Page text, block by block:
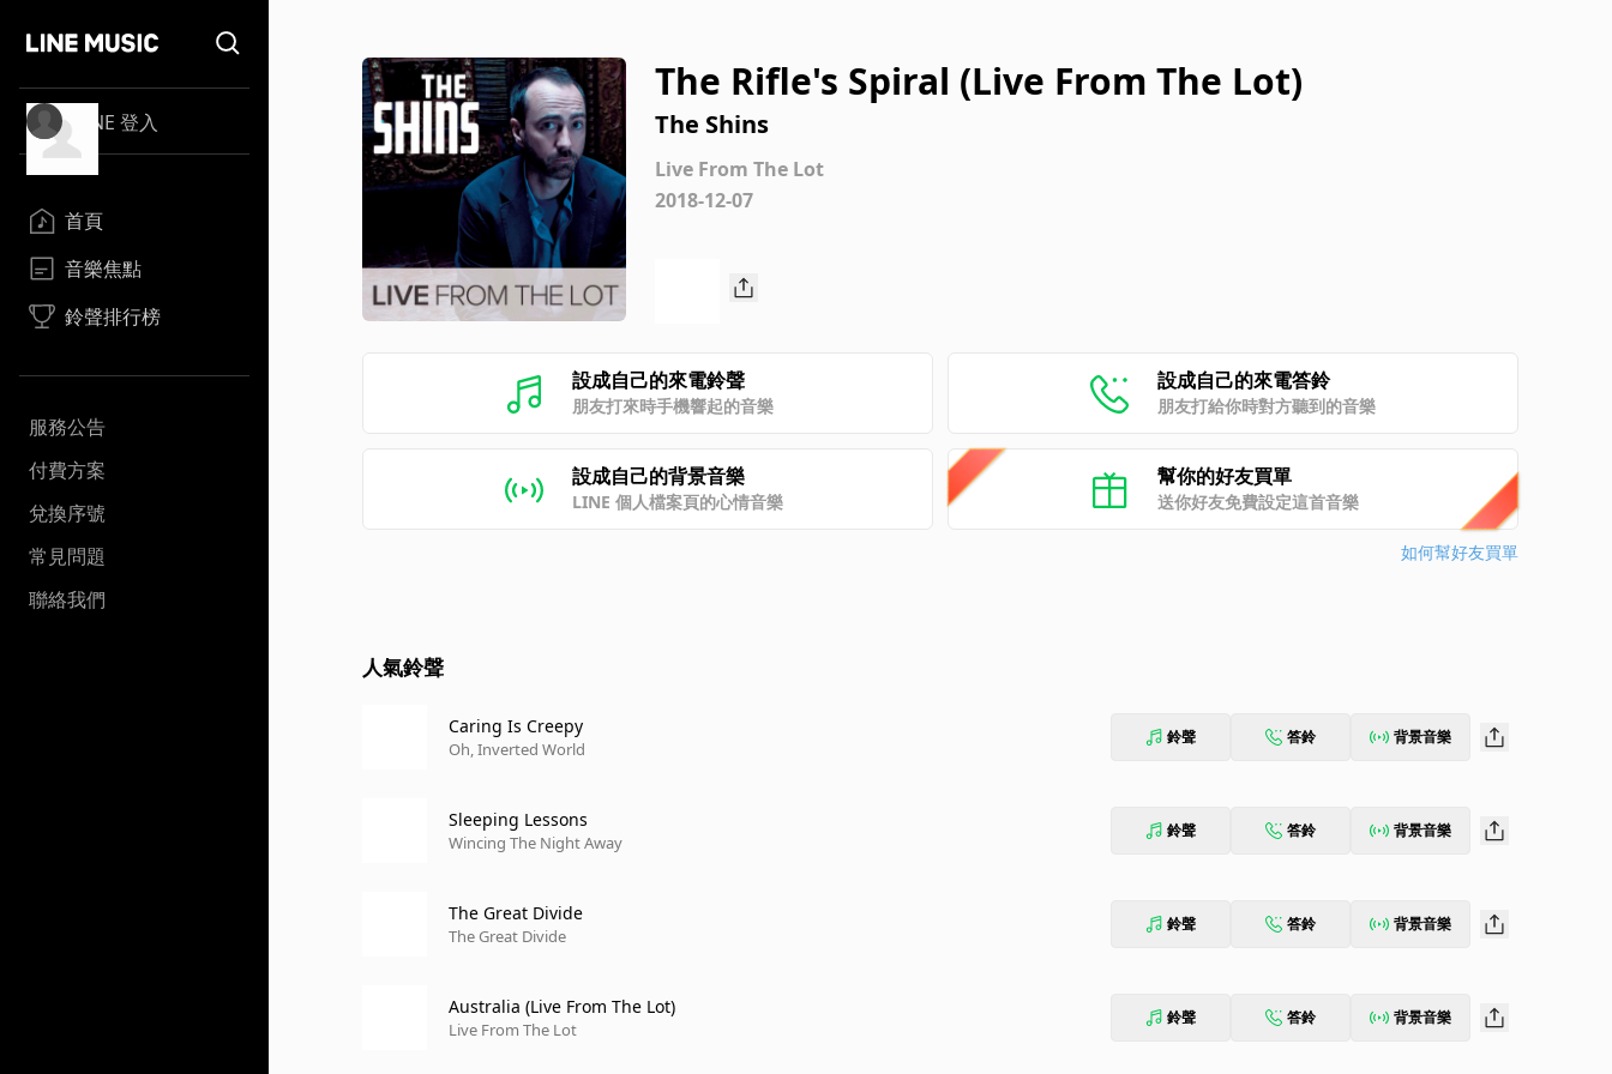
LINE 登入
首頁
音樂焦點
鈴聲排行榜
服務公告
付費方案
兌換序號
常見問題
聯絡我們
The Rifle's Spiral (Live From The Lot)
The Shins
Live From The Lot
2018-12-07
設成自己的來電鈴聲
朋友打來時手機響起的音樂
設成自己的來電答鈴
朋友打給你時對方聽到的音樂
設成自己的背景音樂
LINE 個人檔案頁的心情音樂
幫你的好友買單
送你好友免費設定這首音樂
如何幫好友買單
人氣鈴聲
Caring Is Creepy
Oh, Inverted World
鈴聲 答鈴 背景音樂
Sleeping Lessons
Wincing The Night Away
鈴聲 答鈴 背景音樂
The Great Divide
The Great Divide
鈴聲 答鈴 背景音樂
Australia (Live From The Lot)
Live From The Lot
鈴聲 答鈴 背景音樂